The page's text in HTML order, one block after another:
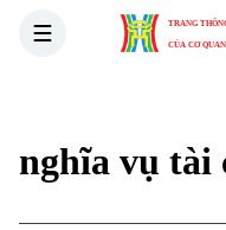
TRANG
CỦA CƠ
nghĩa vụ tài